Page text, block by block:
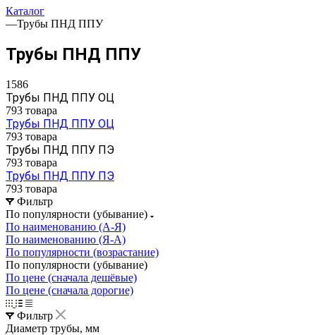
Каталог
—Трубы ПНД ППУ
Трубы ПНД ППУ
1586
Трубы ПНД ППУ ОЦ
793 товара
Трубы ПНД ППУ ОЦ
793 товара
Трубы ПНД ППУ ПЭ
793 товара
Трубы ПНД ППУ ПЭ
793 товара
Фильтр
По популярности (убывание)
По наименованию (А-Я)
По наименованию (Я-А)
По популярности (возрастание)
По популярности (убывание)
По цене (сначала дешёвые)
По цене (сначала дорогие)
Фильтр
Диаметр трубы, мм